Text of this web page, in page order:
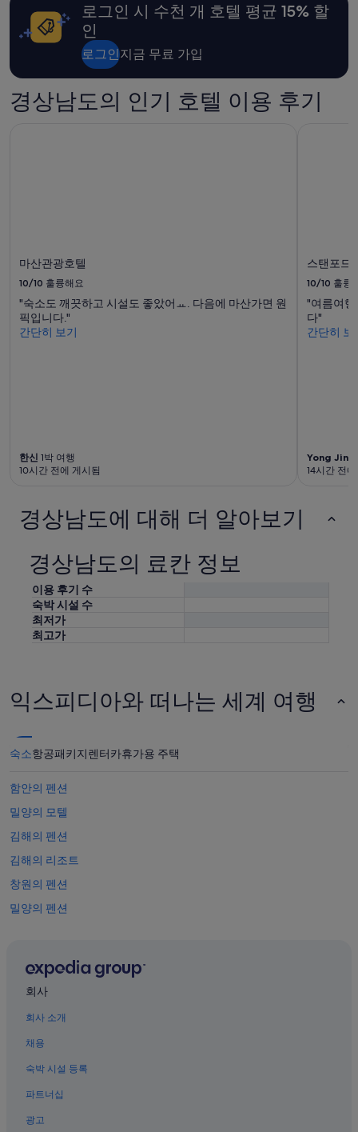
로그인 시 수천 개 호텔 평균 15% 할
인
로그인지금 무료 가입
경상남도의 인기 호텔 이용 후기
마산관광호텔
10/10 훌륭해요
"숙소도 깨끗하고 시설도 좋았어ㅛ. 다음에 마산가면 원
픽입니다."
간단히 보기
한신 1박 여행
10시간 전에 게시됨
스탠포드
10/10 훌륭
"여름여
다"
간단히 보
Yong Jin
14시간 전
경상남도에 대해 더 알아보기
경상남도의 료칸 정보
이용 후기 수
숙박 시설 수
최저가
최고가
익스피디아와 떠나는 세계 여행
숙소항공패키지렌터카휴가용 주택
함안의 펜션
밀양의 모텔
김해의 펜션
김해의 리조트
창원의 펜션
밀양의 펜션
창선면의 펜션
도만의 Accor Hotels
산달의 펜션
거창의 펜션
거제의 모텔
회사
회사 소개
채용
숙박 시설 등록
파트너십
광고